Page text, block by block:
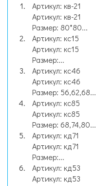
Артикул: кв-21
Артикул: кв-21
Размер: 80*80...
Артикул: кс15
Артикул: кс15
Размер:...
Артикул: кс46
Артикул: кс46
Размер: 56,62,68...
Артикул: кс85
Артикул: кс85
Размер: 68,74,80...
Артикул: кд71
Артикул: кд71
Размер:...
Артикул: кд53
Артикул: кд53